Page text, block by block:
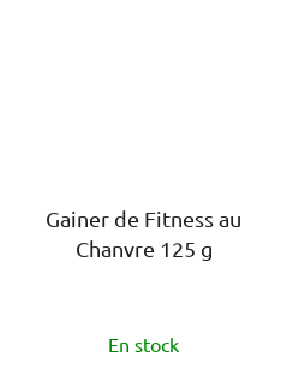
Gainer de Fitness au
Chanvre 125 g
moyenne
En stock